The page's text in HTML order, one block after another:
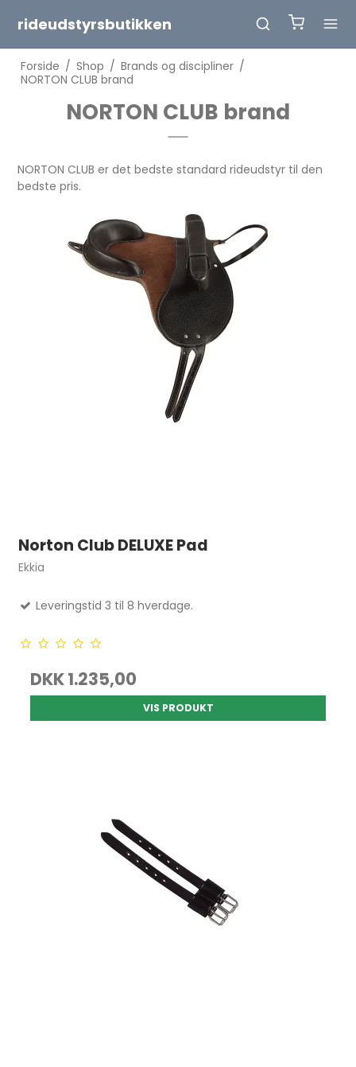
rideudstyrsbutikken
Forside / Shop / Brands og discipliner /
NORTON CLUB brand
NORTON CLUB brand
NORTON CLUB er det bedste standard rideudstyr til den
bedste pris.
Norton Club DELUXE Pad
Ekkia
Leveringstid 3 til 8 hverdage.
DKK 1.235,00
VIS PRODUKT